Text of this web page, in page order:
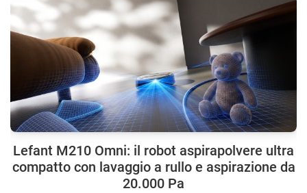
Lefant M210 Omni: il robot aspirapolvere ultra
compatto con lavaggio a rullo e aspirazione da
20.000 Pa